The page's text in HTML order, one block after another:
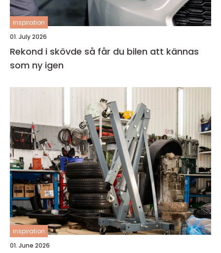
inspiration
01. July 2026
Rekond i skövde så får du bilen att kännas
som ny igen
inspiration
01. June 2026